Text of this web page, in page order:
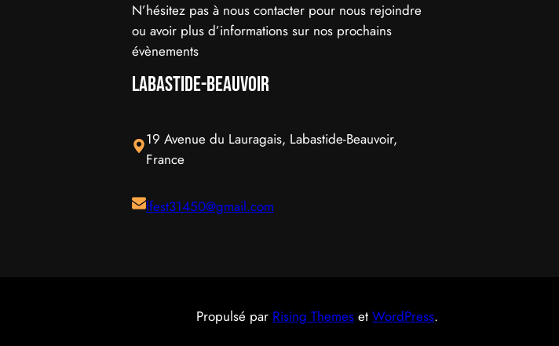
N’hésitez pas à nous contacter pour nous rejoindre
ou avoir plus d’informations sur nos prochains
évènements
Labastide-beauvoir
19 Avenue du Lauragais, Labastide-Beauvoir,
France
lfest31450@gmail.com
Propulsé par Rising Themes et WordPress.